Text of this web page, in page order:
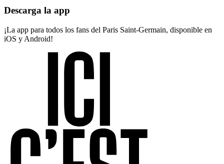
Descarga la app
¡La app para todos los fans del Paris Saint-Germain, disponible en
iOS y Android!